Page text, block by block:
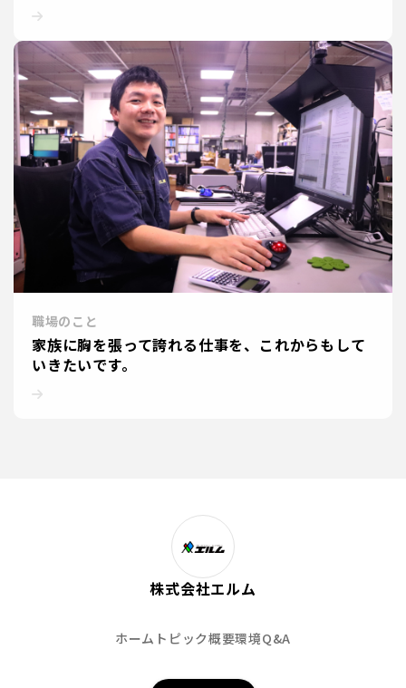
職場のこと
家族に胸を張って誇れる仕事を、これからもして
いきたいです。
株式会社エルム
ホーム トピック概要環境Q&A